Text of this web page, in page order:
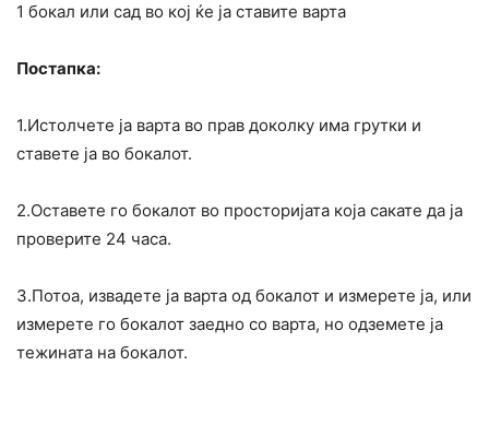
1 бокал или сад во кој ќе ја ставите варта
Постапка:
1.Истолчете ја варта во прав доколку има грутки и
ставете ја во бокалот.
2.Оставете го бокалот во просторијата која сакате да ја
проверите 24 часа.
3.Потоа, извадете ја варта од бокалот и измерете ја, или
измерете го бокалот заедно со варта, но одземете ја
тежината на бокалот.